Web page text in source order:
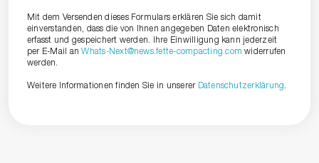
Mit dem Versenden dieses Formulars erklären Sie sich damit
einverstanden, dass die von Ihnen angegeben Daten elektronisch
erfasst und gespeichert werden. Ihre Einwilligung kann jederzeit
per E-Mail anWhats-Next@news.fette-compacting.com widerrufen
werden.
Weitere Informationen finden Sie in unserer Datenschutzerklärung.